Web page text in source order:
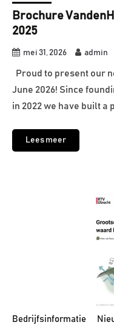
Brochure
2025
mei 31, 2026 admin
Proud to present our
June 2026! Since
in 2022 we have built a
Lees meer
Bedrijfsinformatie